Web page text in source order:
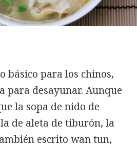
básico para los chinos,
para desayunar. Aunque
la sopa de nido de
de aleta de tiburón, la
escrito wan tun,